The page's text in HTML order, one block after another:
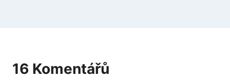
16 Komentářů